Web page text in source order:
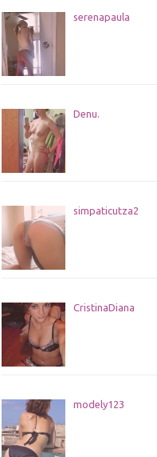
serenapaula
Denu.
simpaticutza2
CristinaDiana
modely123